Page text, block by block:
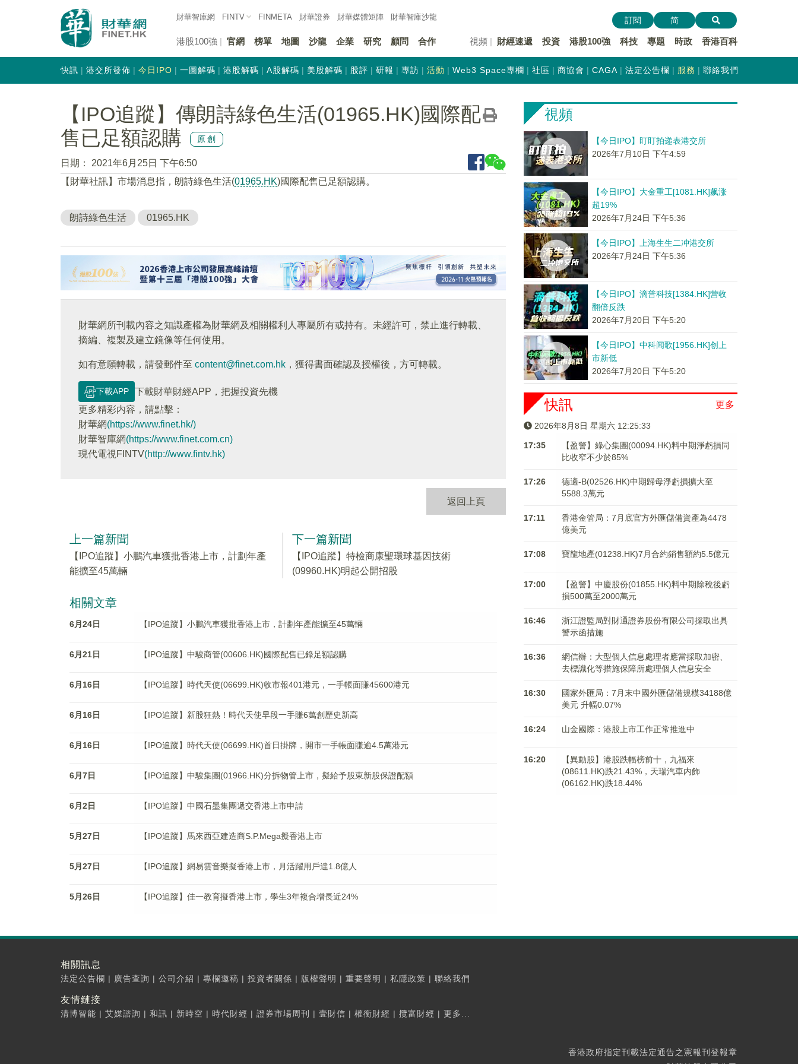
財華智庫網 FINTV FINMETA 財華證券 財華媒體矩陣 財華智庫沙龍
港股100強 官網 榜單 地圖 沙龍 企業 研究 顧問 合作 視頻 財經速遞 投資 港股100強 科技 專題 時政 香港百科
訂閱 简
快訊 港交所發佈 今日IPO 一圖解碼 港股解碼 A股解碼 美股解碼 股評 研報 專訪 活動 Web3 Space專欄 社區 商協會 CAGA 法定公告欄 服務 聯絡我們
【IPO追蹤】傳朗詩綠色生活(01965.HK)國際配
售已足額認購
原創
日期：
2021年6月25日 下午6:50
【財華社訊】市場消息指，朗詩綠色生活(01965.HK)國際配售已足額認購。
朗詩綠色生活 01965.HK
財華網所刊載內容之知識產權為財華網及相關權利人專屬所有或持有。未經許可，禁止進行轉載、
摘編、複製及建立鏡像等任何使用。
如有意願轉載，請發郵件至 content@finet.com.hk ，獲得書面確認及授權後，方可轉載。
下載APP
下載財華財經APP，把握投資先機
更多精彩内容，請點擊：
財華網(https://www.finet.hk/)
財華智庫網(https://www.finet.com.cn)
現代電視FINTV(http://www.fintv.hk)
返回上頁
上一篇新聞
【IPO追蹤】小鵬汽車獲批香港上市，計劃年產
能擴至45萬輛
下一篇新聞
【IPO追蹤】特檢商康聖環球基因技術
(09960.HK)明起公開招股
相關文章
6月24日 【IPO追蹤】小鵬汽車獲批香港上市，計劃年產能擴至45萬輛
6月21日 【IPO追蹤】中駿商管(00606.HK)國際配售已錄足額認購
6月16日 【IPO追蹤】時代天使(06699.HK)收市報401港元，一手帳面賺45600港元
6月16日 【IPO追蹤】新股狂熱！時代天使早段一手賺6萬創歷史新高
6月16日 【IPO追蹤】時代天使(06699.HK)首日掛牌，開市一手帳面賺逾4.5萬港元
6月7日 【IPO追蹤】中駿集團(01966.HK)分拆物管上市，擬給予股東新股保證配額
6月2日 【IPO追蹤】中國石墨集團遞交香港上市申請
5月27日 【IPO追蹤】馬來西亞建造商S.P.Mega擬香港上市
5月27日 【IPO追蹤】網易雲音樂擬香港上市，月活躍用戶達1.8億人
5月26日 【IPO追蹤】佳一教育擬香港上市，學生3年複合增長近24%
視頻
【今日IPO】盯盯拍递表港交所
2026年7月10日 下午4:59
【今日IPO】大金重工[1081.HK]飙涨
超19%
2026年7月24日 下午5:36
【今日IPO】上海生生二冲港交所
2026年7月24日 下午5:36
【今日IPO】滴普科技[1384.HK]营收
翻倍反跌
2026年7月20日 下午5:20
【今日IPO】中科闻歌[1956.HK]创上
市新低
2026年7月20日 下午5:20
更多
快訊
2026年8月8日 星期六 12:25:34
17:35
【盈警】綠心集團(00094.HK)料中期淨虧損同
比收窄不少於85%
17:26
德適-B(02526.HK)中期歸母淨虧損擴大至
5588.3萬元
17:11
香港金管局：7月底官方外匯儲備資產為4478
億美元
17:08 寶龍地產(01238.HK)7月合約銷售額約5.5億元
17:00
【盈警】中慶股份(01855.HK)料中期除稅後虧
損500萬至2000萬元
16:46
浙江證監局對財通證券股份有限公司採取出具
警示函措施
16:36
網信辦：大型個人信息處理者應當採取加密、
去標識化等措施保障所處理個人信息安全
16:30
國家外匯局：7月末中國外匯儲備規模34188億
美元 升幅0.07%
16:24 山金國際：港股上市工作正常推進中
16:20
【異動股】港股跌幅榜前十，九福來
(08611.HK)跌21.43%，天瑞汽車内飾
(06162.HK)跌18.44%
相關訊息
法定公告欄 | 廣告查詢 | 公司介紹 | 專欄邀稿 | 投資者關係 | 版權聲明 | 重要聲明 | 私隱政策 | 聯絡我們
友情鏈接
清博智能 | 艾媒諮詢 | 和訊 | 新時空 | 時代財經 | 證券市場周刊 | 壹財信 | 權衡財經 | 攬富財經 | 更多...
香港政府指定刊載法定通告之憲報刊登報章